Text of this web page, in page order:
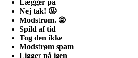
Lægger på
Nej tak! 🤬
Modstrøm. 😡
Spild af tid
Tog den ikke
Modstrøm spam
Ligger på igen